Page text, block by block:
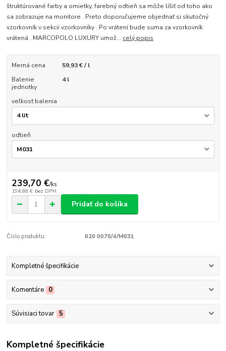
štruktúrované farby a omietky, farebný odtieň sa môže líšiť od toho ako
sa zobrazuje na monitore . Preto doporučujeme objednať si skutočný
vzorkovník v sekcii vzorkovníky . Po vrátení bude suma za vzorkovník
vrátená . MARCOPOLO LUXURY umož... celý popis
Merná cena
59,93 € / l
Balenie
jednotky
4 l
veľkosť balenia
odtieň
239,70 €/ks
194,88 € bez DPH
Pridať do košíka
Číslo produktu: 020 0070/4/M031
Kompletné špecifikácie
Komentáre 0
Súvisiaci tovar 5
Kompletné špecifikácie